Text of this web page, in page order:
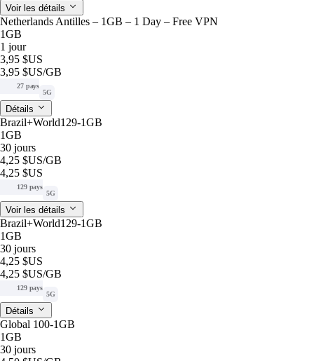
Voir les détails
Netherlands Antilles – 1GB – 1 Day – Free VPN
1GB
1 jour
3,95 $US
3,95 $US/GB
27 pays
5G
Détails
Brazil+World129-1GB
1GB
30 jours
4,25 $US/GB
4,25 $US
129 pays
5G
Voir les détails
Brazil+World129-1GB
1GB
30 jours
4,25 $US
4,25 $US/GB
129 pays
5G
Détails
Global 100-1GB
1GB
30 jours